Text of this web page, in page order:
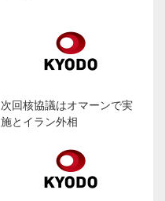
次回核協議はオマーンで実
施とイラン外相